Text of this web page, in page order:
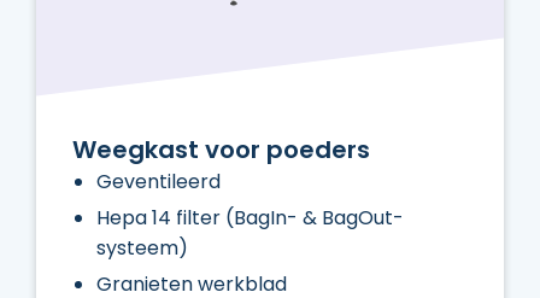
Weegkast voor poeders
Geventileerd
Hepa 14 filter (BagIn- & BagOut-
systeem)
Granieten werkblad